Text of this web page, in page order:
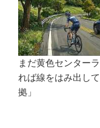
まだ黄色センター
れば線をはみ出し
拠」